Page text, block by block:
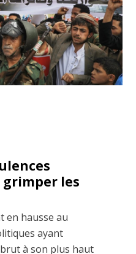
les
en hausse au
ayant
à son plus haut